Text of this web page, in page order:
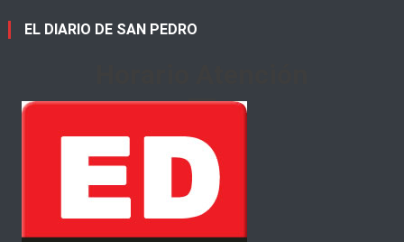
EL DIARIO DE SAN PEDRO